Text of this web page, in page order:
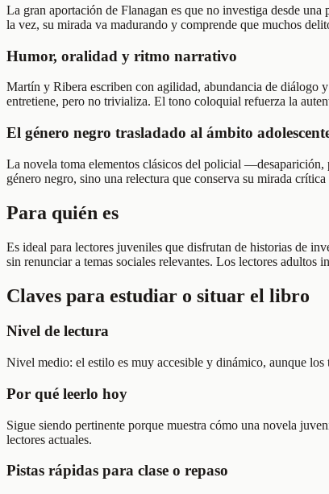
La gran aportación de Flanagan es que no investiga desde
la vez, su mirada va madurando y comprende que muchos
Humor, oralidad y ritmo narrativo
Martín y Ribera escriben con agilidad, abundancia de diálogo
entretiene, pero no trivializa. El tono coloquial refuerza la
El género negro trasladado al ámbito
La novela toma elementos clásicos del policial —desaparición,
género negro, sino una relectura que conserva su mirada
Para quién es
Es ideal para lectores juveniles que disfrutan de historias de
sin renunciar a temas sociales relevantes. Los lectores
Claves para estudiar o situar el libro
Nivel de lectura
Nivel medio: el estilo es muy accesible y dinámico, aunque
Por qué leerlo hoy
Sigue siendo pertinente porque muestra cómo una novela
lectores actuales.
Pistas rápidas para clase o repaso